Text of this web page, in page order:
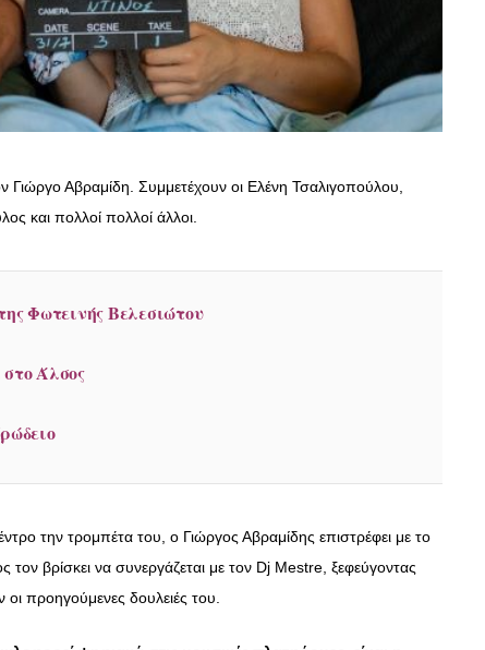
Γιώργο Αβραμίδη. Συμμετέχουν οι Ελένη Τσαλιγοπούλου,
και πολλοί πολλοί άλλοι.
Φωτεινής Βελεσιώτου
Άλσος
την τρομπέτα του, ο Γιώργος Αβραμίδης επιστρέφει με το
τον βρίσκει να συνεργάζεται με τον Dj Mestre, ξεφεύγοντας
προηγούμενες δουλειές του.